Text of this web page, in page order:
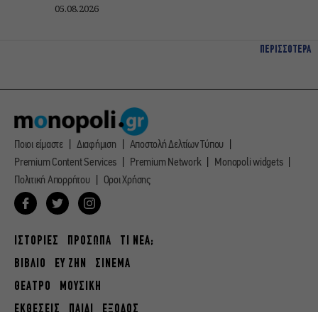
05.08.2026
ΠΕΡΙΣΣΟΤΕΡΑ
Ποιοι είμαστε Διαφήμιση
Αποστολή Δελτίων Τύπου
Premium Content Services
Premium Network
Monopoli widgets
Πολιτική Απορρήτου
Οροι Χρήσης
ΙΣΤΟΡΙΕΣ ΠΡΟΣΩΠΑ
ΤΙ ΝΕΑ;
ΒΙΒΛΙΟ
ΕΥ ΖΗΝ
ΣΙΝΕΜΑ
ΘΕΑΤΡΟ
ΜΟΥΣΙΚΗ
ΕΚΘΕΣΕΙΣ
ΠΑΙΔΙ ΕΞΟΔΟΣ